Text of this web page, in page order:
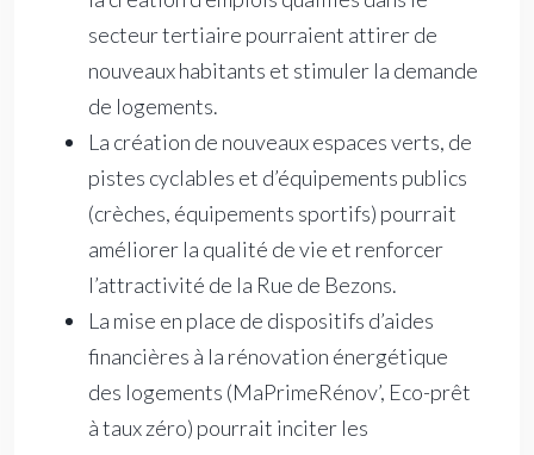
secteur tertiaire pourraient attirer de
nouveaux habitants et stimuler la demande
de logements.
La création de nouveaux espaces verts, de
pistes cyclables et d’équipements publics
(crèches, équipements sportifs) pourrait
améliorer la qualité de vie et renforcer
l’attractivité de la Rue de Bezons.
La mise en place de dispositifs d’aides
financières à la rénovation énergétique
des logements (MaPrimeRénov’, Eco-prêt
à taux zéro) pourrait inciter les